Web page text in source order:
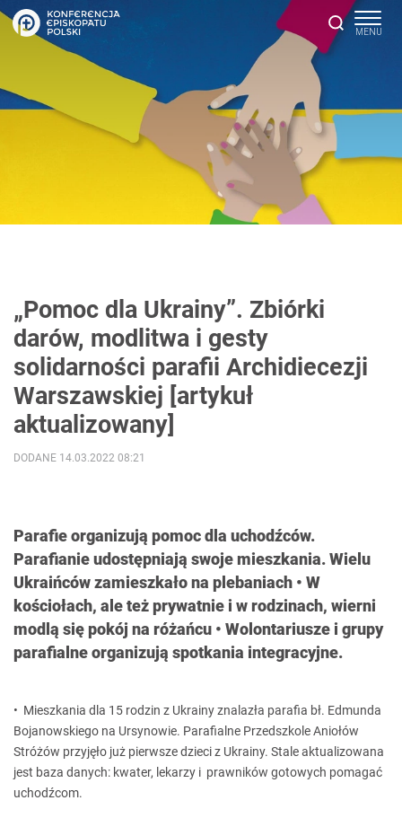
„Pomoc dla Ukrainy”. Zbiórki
darów, modlitwa i gesty
solidarności parafii Archidiecezji
Warszawskiej [artykuł
aktualizowany]
Parafie organizują pomoc dla uchodźców.
Parafianie udostępniają swoje mieszkania. Wielu
Ukraińców zamieszkało na plebaniach • W
kościołach, ale też prywatnie i w rodzinach, wierni
modlą się pokój na różańcu • Wolontariusze i grupy
parafialne organizują spotkania integracyjne.
DODANE 14.03.2022 08:21
• Mieszkania dla 15 rodzin z Ukrainy znalazła parafia bł. Edmunda
Bojanowskiego na Ursynowie. Parafialne Przedszkole Aniołów
Stróżów przyjęło już pierwsze dzieci z Ukrainy. Stale aktualizowana
jest baza danych: kwater, lekarzy i prawników gotowych pomagać
uchodźcom.